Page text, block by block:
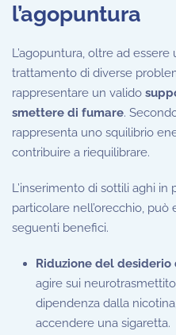
l’agopuntura
L’agopuntura, oltre ad
trattamento di diverse
rappresentare un valido
smettere di fumare.
rappresenta uno squilibrio
contribuire a riequilibrare.
L’inserimento di sottili aghi
particolare nell’orecchio, può
seguenti benefici.
Riduzione del desiderio
agire sui
dipendenza dalla
accendere una sigaretta.